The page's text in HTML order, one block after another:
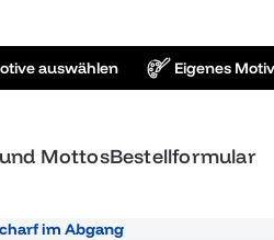
auswählen Eigenes Motiv
MottosBestellformular
im Abgang